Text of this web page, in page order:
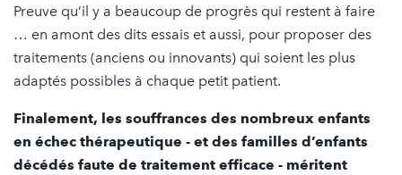
Preuve qu’il y a beaucoup de progrès qui restent à faire
… en amont des dits essais et aussi, pour proposer des
traitements (anciens ou innovants) qui soient les plus
adaptés possibles à chaque petit patient.
Finalement, les souffrances des nombreux enfants
en échec thérapeutique - et des familles d’enfants
décédés faute de traitement efficace - méritent